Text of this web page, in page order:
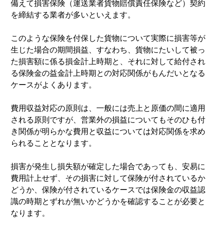
備えて損害保険（運送業者貨物賠償責任保険など）契約
を締結する業者が多いといえます。
このような保険を付保した貨物について実際に損害等が
生じた場合の期間損益、すなわち、貨物にたいして被っ
た損害額に係る損金計上時期と、それに対して給付され
る保険金の益金計上時期との対応関係がもんだいとなる
ケースがよくあります。
費用収益対応の原則は、一般には売上と原価の間に適用
される原則ですが、営業外の損益についてもそのひも付
き関係が明らかな費用と収益については対応関係を求め
られることとなります。
損害が発生し損失額が確定した場合であっても、安易に
費用計上せず、その損害に対して保険が付されているか
どうか、保険が付されているケースでは保険金の収益認
識の時期とずれが無いかどうかを確認することが必要と
なります。